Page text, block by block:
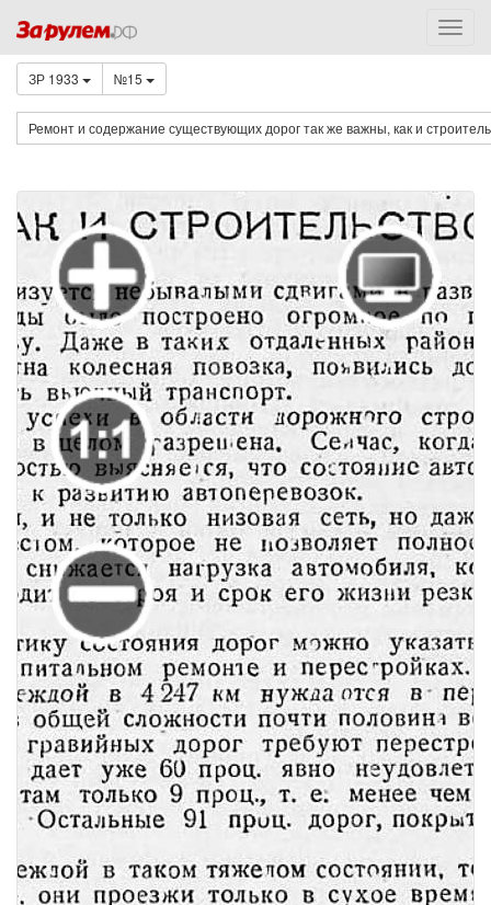
ЗР 1933 №15
Ремонт и содержание существующих дорог так же важны, как и